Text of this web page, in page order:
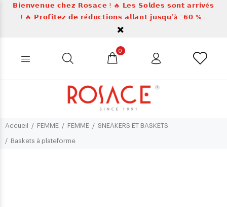
𝗕𝗶𝗲𝗻𝘃𝗲𝗻𝘂𝗲 𝗰𝗵𝗲𝘇 𝗥𝗼𝘀𝗮𝗰𝗲 ! 🔥 𝗟𝗲𝘀 𝗦𝗼𝗹𝗱𝗲𝘀 𝘀𝗼𝗻𝘁 𝗮𝗿𝗿𝗶𝘃é𝘀
! 🔥 𝗣𝗿𝗼𝗳𝗶𝘁𝗲𝘇 𝗱𝗲 𝗿é𝗱𝘂𝗰𝘁𝗶𝗼𝗻𝘀 𝗮𝗹𝗹𝗮𝗻𝘁 𝗷𝘂𝘀𝗾𝘂’à ⁻𝟲𝟬 % .
0
Accueil FEMME FEMME SNEAKERS ET BASKETS
Baskets à plateforme